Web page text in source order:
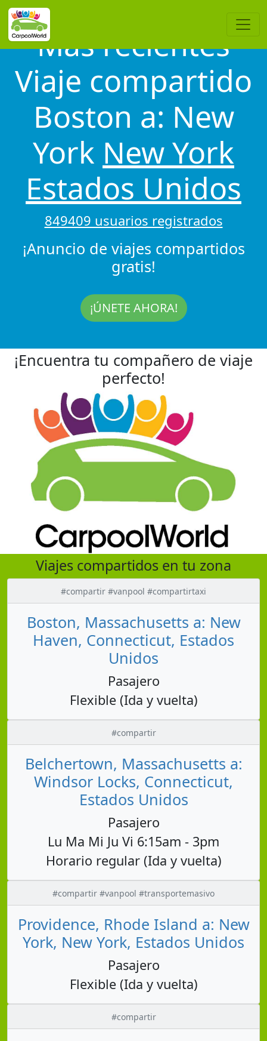
Más recientes
Viaje compartido
Boston a: New
York New York
Estados Unidos
849409 usuarios registrados
¡Anuncio de viajes compartidos
gratis!
¡ÚNETE AHORA!
¡Encuentra tu compañero de viaje
perfecto!
Viajes compartidos en tu zona
#compartir #vanpool #compartirtaxi
Boston, Massachusetts a: New
Haven, Connecticut, Estados
Unidos
Pasajero
Flexible (Ida y vuelta)
#compartir
Belchertown, Massachusetts a:
Windsor Locks, Connecticut,
Estados Unidos
Pasajero
Lu Ma Mi Ju Vi 6:15am - 3pm
Horario regular (Ida y vuelta)
#compartir #vanpool #transportemasivo
Providence, Rhode Island a: New
York, New York, Estados Unidos
Pasajero
Flexible (Ida y vuelta)
#compartir